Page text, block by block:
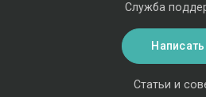
Статьи и
Служба
Написать